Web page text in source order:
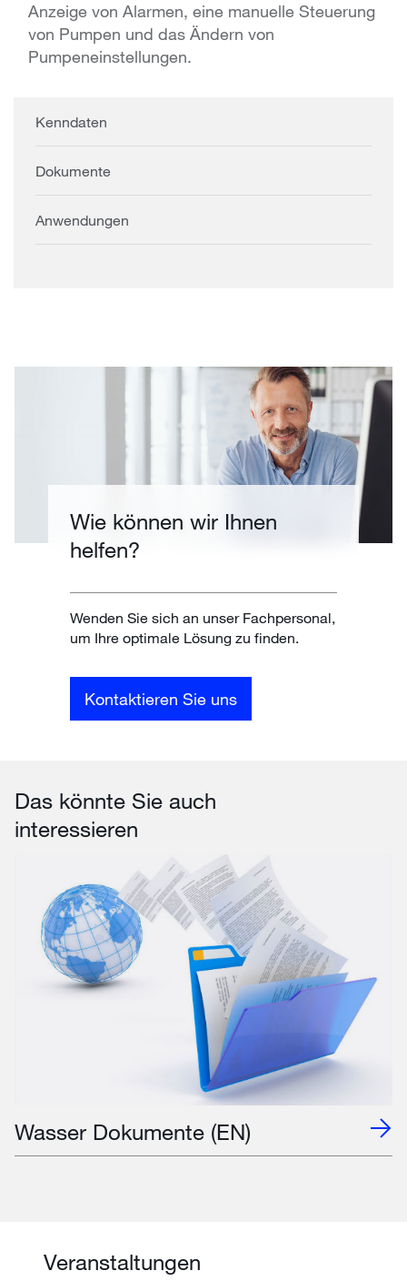
Anzeige von Alarmen, eine manuelle Steuerung
von Pumpen und das Ändern von
Pumpeneinstellungen.
Kenndaten
Dokumente
Anwendungen
Wie können wir Ihnen
helfen?
Wenden Sie sich an unser Fachpersonal,
um Ihre optimale Lösung zu finden.
Kontaktieren Sie uns
Das könnte Sie auch
interessieren
Wasser Dokumente (EN)
Veranstaltungen